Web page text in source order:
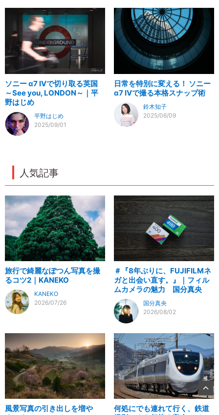
ソニー α7 IVで切り取る英国
～See you, LONDON～｜平
野はじめ
平野はじめ
2025/09/01
日常を特別に変える！ ソニー
α7 IVで撮る本格スナップ術
鈴木知子
2025/06/09
人気記事
旅行で綺麗なぽつん写真を撮
るコツ2｜KANEKO
KANEKO
2026/07/26
＃『8年ぶりに、FUJIFILMネ
ガと出会い直す。』｜フィル
ムカメラの魅力 国分真央
国分真央
2026/08/02
風景写真の引き出しを増や
何処にでも連れて行く、鉄道